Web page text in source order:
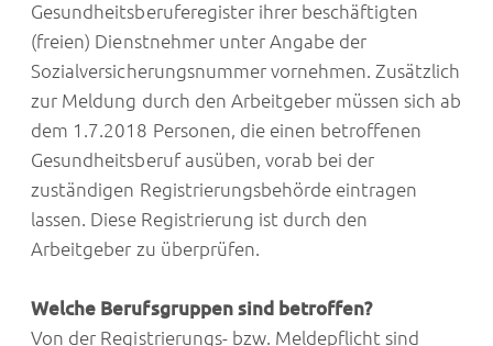
Gesundheitsberuferegister ihrer beschäftigten
(freien) Dienstnehmer unter Angabe der
Sozialversicherungsnummer vornehmen. Zusätzlich
zur Meldung durch den Arbeitgeber müssen sich ab
dem 1.7.2018 Personen, die einen betroffenen
Gesundheitsberuf ausüben, vorab bei der
zuständigen Registrierungsbehörde eintragen
lassen. Diese Registrierung ist durch den
Arbeitgeber zu überprüfen.
Welche Berufsgruppen sind betroffen?
Von der Registrierungs- bzw. Meldepflicht sind